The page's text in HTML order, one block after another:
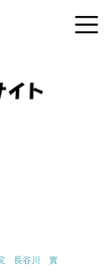
院 長谷川 實